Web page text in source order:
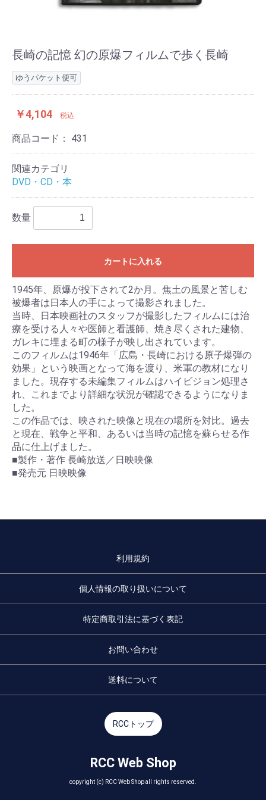
長崎の記憶 幻の原爆フィルムで歩く長崎
ゆうパケット便可
￥4,104 税込
商品コード： 431
関連カテゴリ
DVD・CD・本
数量
カートに入れる
1945年、原爆が投下されて2か月。焦土の風景と苦しむ
被爆者は日本人の手によって撮影されました。
当時、日本映画社のスタッフが撮影したフィルムには治
療を受ける人々や医師と看護師、焼き尽くされた建物、
ガレキに埋まる町の様子が映し出されています。
このフィルムは1946年「広島・長崎における原子爆弾の
効果」という映画となって海を渡り、米軍の教材になり
ました。現存する未編集フィルムはハイビジョン処理さ
れ、これまでより詳細な状況が確認できるようになりま
した。
この作品では、映された映像と現在の場所を対比。過去
と現在、戦争と平和、あるいは当時の記憶を蘇らせる作
品に仕上げました。
■製作・著作 長崎放送／日映映像
■発売元 日映映像
利用規約
個人情報の取り扱いについて
特定商取引法に基づく表記
お問い合わせ
送料について
RCCトップ
RCC Web Shop
copyright (c) RCC Web Shop all rights reserved.